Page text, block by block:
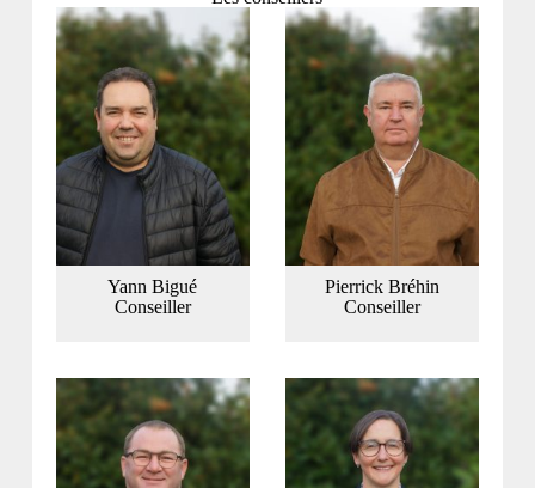
Yann Bigué
Conseiller
Pierrick Bréhin
Conseiller